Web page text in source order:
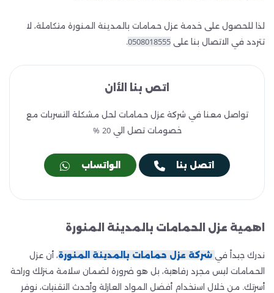
لذا للحصول على خدمة عزل حمامات بالمدينة المنورة متكاملة، لا
تتردد في الاتصال بنا على 0508018555
.
اتص بنا الأان
تواصل معنا في شركة عزل حمامات لحل مشكلة التسربات مع
خصومات تصل الي 20 %
اتصل بنا الواتساب
اهمية عزل الحمامات بالمدينة المنورة
ندرك جيداً في شركة عزل حمامات بالمدينة المنورة، أن عزل
الحمامات ليس مجرد رفاهية، بل هو ضرورة لضمان سلامة منزلك وراحة
أسرتك. من خلال استخدام أفضل المواد العازلة وأحدث التقنيات، نوفر